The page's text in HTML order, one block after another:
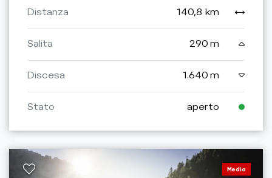
Distanza 140,8 km
Salita 290 m
Discesa 1.640 m
Stato aperto
Medio